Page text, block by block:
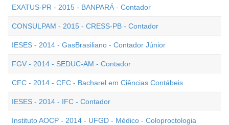
EXATUS-PR - 2015 - BANPARÁ - Contador
CONSULPAM - 2015 - CRESS-PB - Contador
IESES - 2014 - GasBrasiliano - Contador Júnior
FGV - 2014 - SEDUC-AM - Contador
CFC - 2014 - CFC - Bacharel em Ciências Contábeis
IESES - 2014 - IFC - Contador
Instituto AOCP - 2014 - UFGD - Médico - Coloproctologia